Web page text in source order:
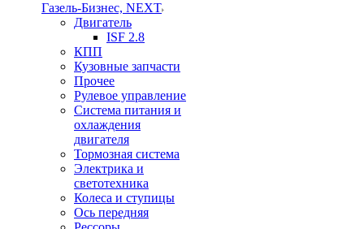
Газель-Бизнес, NEXT
Двигатель
ISF 2.8
КПП
Кузовные запчасти
Прочее
Рулевое управление
Система питания и
охлаждения
двигателя
Тормозная система
Электрика и
светотехника
Колеса и ступицы
Ось передняя